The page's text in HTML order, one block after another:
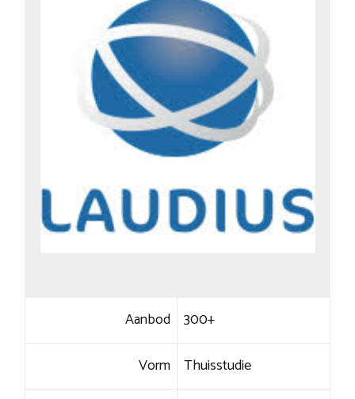
Aanbod 300+
Vorm Thuisstudie